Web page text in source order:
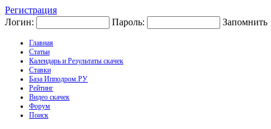
Регистрация
Логин:
Пароль: Запомнить
Главная
Статьи
Календарь и Результаты скачек
Ставки
База Ипподром.РУ
Рейтинг
Видео скачек
Форум
Поиск